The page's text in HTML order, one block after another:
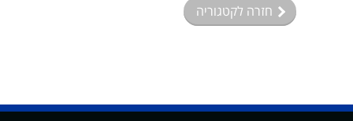
חזרה לקטגוריה